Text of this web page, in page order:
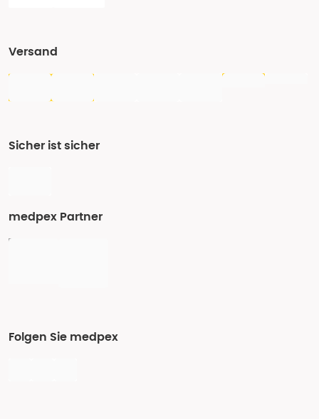
Versand
Sicher ist sicher
medpex Partner
Folgen Sie medpex